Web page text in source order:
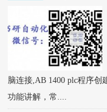
脑连接,AB 1400 plc程序
功能讲解，常....